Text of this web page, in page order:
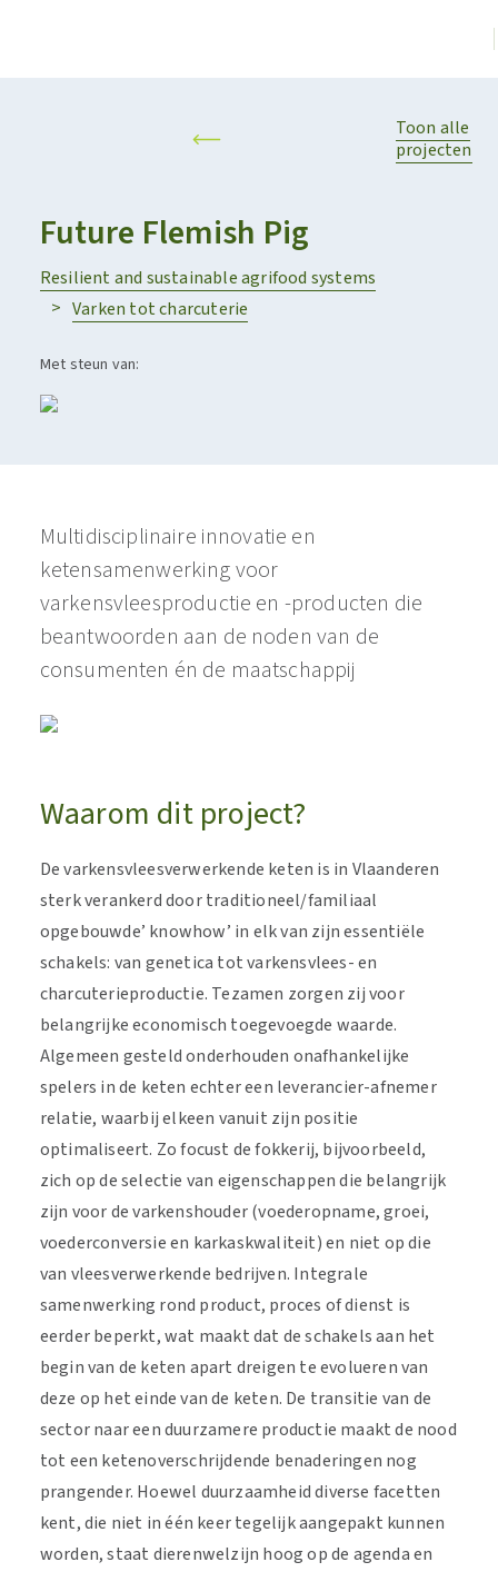
Toon alle
projecten
Future Flemish Pig
Resilient and sustainable agrifood systems
Varken tot charcuterie
Met steun van:
Multidisciplinaire innovatie en
ketensamenwerking voor
varkensvleesproductie en -producten die
beantwoorden aan de noden van de
consumenten én de maatschappij
Waarom dit project?
De varkensvleesverwerkende keten is in Vlaanderen
sterk verankerd door traditioneel/familiaal
opgebouwde’ knowhow’ in elk van zijn essentiële
schakels: van genetica tot varkensvlees- en
charcuterieproductie. Tezamen zorgen zij voor
belangrijke economisch toegevoegde waarde.
Algemeen gesteld onderhouden onafhankelijke
spelers in de keten echter een leverancier-afnemer
relatie, waarbij elkeen vanuit zijn positie
optimaliseert. Zo focust de fokkerij, bijvoorbeeld,
zich op de selectie van eigenschappen die belangrijk
zijn voor de varkenshouder (voederopname, groei,
voederconversie en karkaskwaliteit) en niet op die
van vleesverwerkende bedrijven. Integrale
samenwerking rond product, proces of dienst is
eerder beperkt, wat maakt dat de schakels aan het
begin van de keten apart dreigen te evolueren van
deze op het einde van de keten. De transitie van de
sector naar een duurzamere productie maakt de nood
tot een ketenoverschrijdende benaderingen nog
prangender. Hoewel duurzaamheid diverse facetten
kent, die niet in één keer tegelijk aangepakt kunnen
worden, staat dierenwelzijn hoog op de agenda en